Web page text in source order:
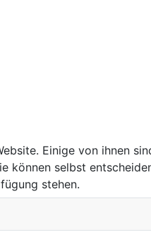
vom
Einige von ihnen
können selbst
stehen.